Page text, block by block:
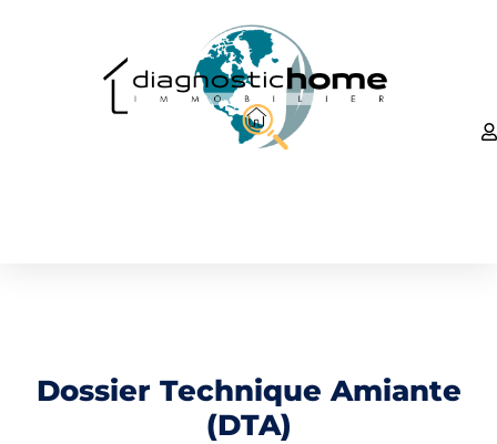
Dossier Technique Amiante
(DTA)